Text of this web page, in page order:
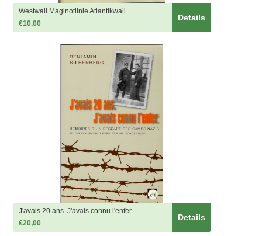
Details
Westwall Maginotlinie Atlantikwall
€10,00
Details
J'avais 20 ans. J'avais connu l'enfer
€20,00